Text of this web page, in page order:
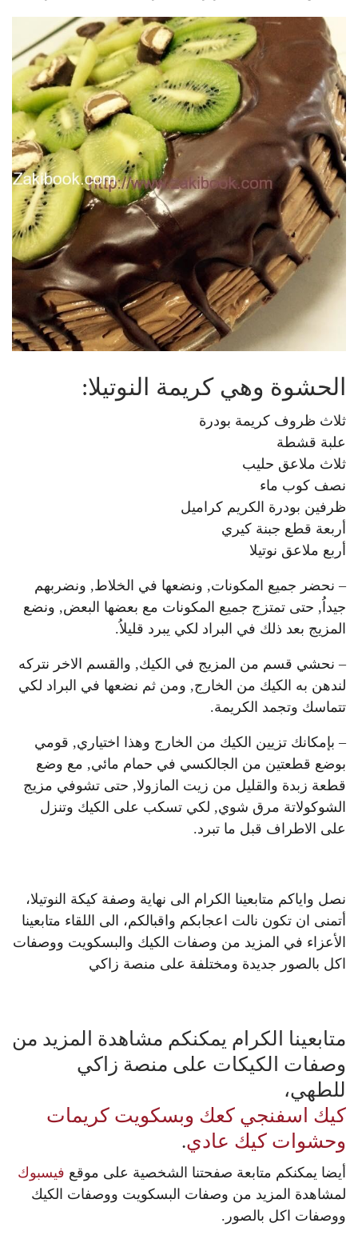
الحشوة وهي كريمة النوتيلا:
ثلاث ظروف كريمة بودرة
علبة قشطة
ثلاث ملاعق حليب
نصف كوب ماء
ظرفين بودرة الكريم كراميل
أربعة قطع جبنة كيري
أربع ملاعق نوتيلا
– نحضر جميع المكونات, ونضعها في الخلاط, ونضربهم
جيداُ, حتى تمتزج جميع المكونات مع بعضها البعض, ونضع
المزيج بعد ذلك في البراد لكي يبرد قليلاُ.
– نحشي قسم من المزيج في الكيك, والقسم الاخر نتركه
لندهن به الكيك من الخارج, ومن ثم نضعها في البراد لكي
تتماسك وتجمد الكريمة.
– بإمكانك تزيين الكيك من الخارج وهذا اختياري, قومي
بوضع قطعتين من الجالكسي في حمام مائي, مع وضع
قطعة زبدة والقليل من زيت المازولا, حتى تشوفي مزيج
الشوكولاتة مرق شوي, لكي تسكب على الكيك وتنزل
على الاطراف قبل ما تبرد.
نصل واياكم متابعينا الكرام الى نهاية وصفة كيكة النوتيلا،
أتمنى ان تكون نالت اعجابكم واقبالكم، الى اللقاء متابعينا
الأعزاء في المزيد من وصفات الكيك والبسكويت ووصفات
اكل بالصور جديدة ومختلفة على منصة زاكي
متابعينا الكرام يمكنكم مشاهدة المزيد من
وصفات الكيكات على منصة زاكي
للطهي،
كيك اسفنجي كعك وبسكويت كريمات
وحشوات كيك عادي.
أيضا يمكنكم متابعة صفحتنا الشخصية على موقع فيسبوك
لمشاهدة المزيد من وصفات البسكويت ووصفات الكيك
ووصفات اكل بالصور.